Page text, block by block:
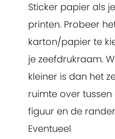
Sticker papier als
printen. Probeer
karton/papier te
je zeefdrukraam.
kleiner is dan het
ruimte over
figuur en de
Eventueel